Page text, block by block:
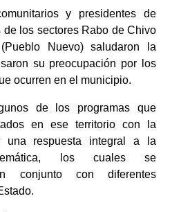
y presidentes de
de los sectores Rabo de Chivo
Nuevo) saludaron la
su preocupación por los
ocurren en el municipio.
de los programas que
en ese territorio con la
una respuesta integral a la
los cuales se
conjunto con diferentes